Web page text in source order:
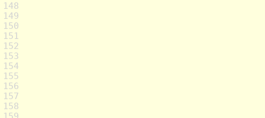
148
149
150
151
152
153
154
155
156
157
158
159